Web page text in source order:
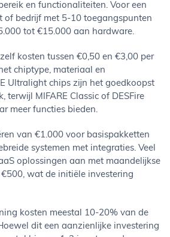
en functionaliteiten. Voor een
of bedrijf met 5-10 toegangspunten
tot €15.000 aan hardware.
zelf kosten tussen €0,50 en €3,00 per
chiptype, materiaal en
Ultralight chips zijn het goedkoopst
terwijl MIFARE Classic of DESFire
meer functies bieden.
van €1.000 voor basispakketten
systemen met integraties. Veel
oplossingen aan met maandelijkse
wat de initiële investering
kosten meestal 10-20% van de
dit een aanzienlijke investering